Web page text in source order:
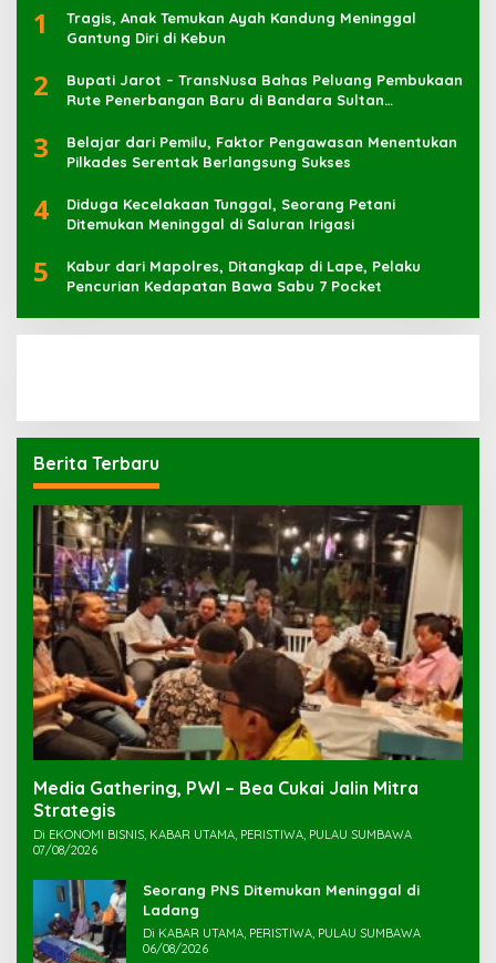
1
Tragis, Anak Temukan Ayah Kandung Meninggal
Gantung Diri di Kebun
2
Bupati Jarot – TransNusa Bahas Peluang Pembukaan
Rute Penerbangan Baru di Bandara Sultan
3
Belajar dari Pemilu, Faktor Pengawasan Menentukan
Pilkades Serentak Berlangsung Sukses
4
Diduga Kecelakaan Tunggal, Seorang Petani
Ditemukan Meninggal di Saluran Irigasi
5
Kabur dari Mapolres, Ditangkap di Lape, Pelaku
Pencurian Kedapatan Bawa Sabu 7 Pocket
Berita Terbaru
Media Gathering, PWI – Bea Cukai Jalin Mitra
Strategis
Di EKONOMI BISNIS, KABAR UTAMA, PERISTIWA, PULAU SUMBAWA
07/08/2026
Seorang PNS Ditemukan Meninggal di
Ladang
Di KABAR UTAMA, PERISTIWA, PULAU SUMBAWA
06/08/2026